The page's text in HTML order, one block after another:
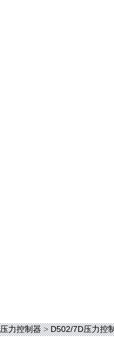
压力控制器>D502/7D压力控